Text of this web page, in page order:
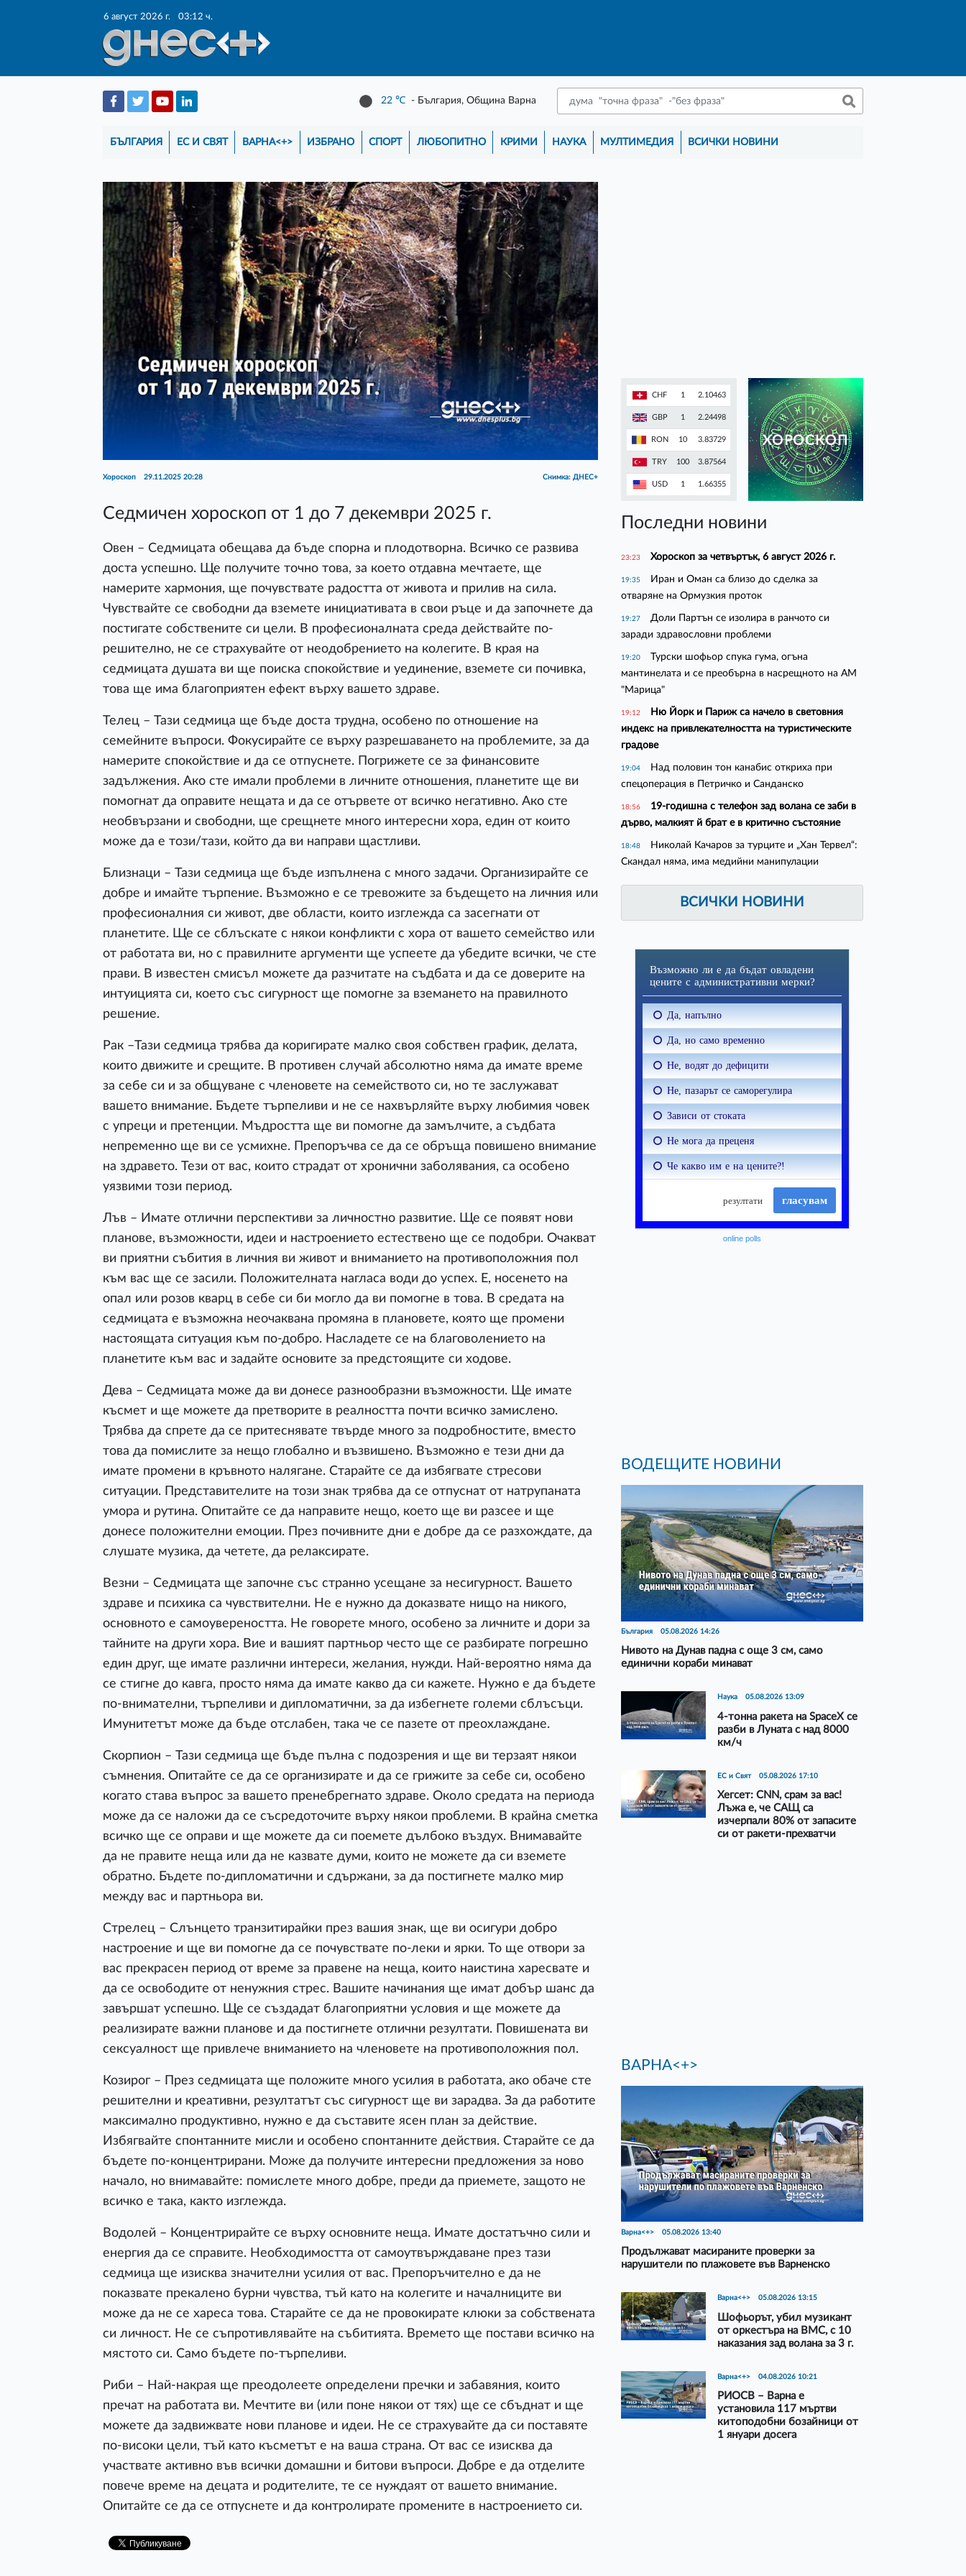
6 август 2026 г. 03:12 ч.
22 ℃ - България, Община Варна
БЪЛГАРИЯ ЕС И СВЯТ ВАРНА<+> ИЗБРАНО СПОРТ ЛЮБОПИТНО КРИМИ НАУКА МУЛТИМЕДИЯ ВСИЧКИ НОВИНИ
Хороскоп 29.11.2025 20:28 Снимка: ДНЕС+
Седмичен хороскоп от 1 до 7 декември 2025 г.
Овен – Седмицата обещава да бъде спорна и плодотворна. Всичко се развива
доста успешно. Ще получите точно това, за което отдавна мечтаете, ще
намерите хармония, ще почувствате радостта от живота и прилив на сила.
Чувствайте се свободни да вземете инициативата в свои ръце и да започнете да
постигате собствените си цели. В професионалната среда действайте по-
решително, не се страхувайте от неодобрението на колегите. В края на
седмицата душата ви ще поиска спокойствие и уединение, вземете си почивка,
това ще има благоприятен ефект върху вашето здраве.
Телец – Тази седмица ще бъде доста трудна, особено по отношение на
семейните въпроси. Фокусирайте се върху разрешаването на проблемите, за да
намерите спокойствие и да се отпуснете. Погрижете се за финансовите
задължения. Ако сте имали проблеми в личните отношения, планетите ще ви
помогнат да оправите нещата и да се отървете от всичко негативно. Ако сте
необвързани и свободни, ще срещнете много интересни хора, един от които
може да е този/тази, който да ви направи щастливи.
Близнаци – Тази седмица ще бъде изпълнена с много задачи. Организирайте се
добре и имайте търпение. Възможно е се тревожите за бъдещето на личния или
професионалния си живот, две области, които изглежда са засегнати от
планетите. Ще се сблъскате с някои конфликти с хора от вашето семейство или
от работата ви, но с правилните аргументи ще успеете да убедите всички, че сте
прави. В известен смисъл можете да разчитате на съдбата и да се доверите на
интуицията си, което със сигурност ще помогне за вземането на правилното
решение.
Рак –Тази седмица трябва да коригирате малко своя собствен график, делата,
които движите и срещите. В противен случай абсолютно няма да имате време
за себе си и за общуване с членовете на семейството си, но те заслужават
вашето внимание. Бъдете търпеливи и не се нахвърляйте върху любимия човек
с упреци и претенции. Мъдростта ще ви помогне да замълчите, а съдбата
непременно ще ви се усмихне. Препоръчва се да се обръща повишено внимание
на здравето. Тези от вас, които страдат от хронични заболявания, са особено
уязвими този период.
Лъв – Имате отлични перспективи за личностно развитие. Ще се появят нови
планове, възможности, идеи и настроението естествено ще се подобри. Очакват
ви приятни събития в личния ви живот и вниманието на противоположния пол
към вас ще се засили. Положителната нагласа води до успех. Е, носенето на
опал или розов кварц в себе си би могло да ви помогне в това. В средата на
седмицата е възможна неочаквана промяна в плановете, която ще промени
настоящата ситуация към по-добро. Насладете се на благоволението на
планетите към вас и задайте основите за предстоящите си ходове.
Дева – Седмицата може да ви донесе разнообразни възможности. Ще имате
късмет и ще можете да претворите в реалността почти всичко замислено.
Трябва да спрете да се притеснявате твърде много за подробностите, вместо
това да помислите за нещо глобално и възвишено. Възможно е тези дни да
имате промени в кръвното налягане. Старайте се да избягвате стресови
ситуации. Представителите на този знак трябва да се отпуснат от натрупаната
умора и рутина. Опитайте се да направите нещо, което ще ви разсее и ще
донесе положителни емоции. През почивните дни е добре да се разхождате, да
слушате музика, да четете, да релаксирате.
Везни – Седмицата ще започне със странно усещане за несигурност. Вашето
здраве и психика са чувствителни. Не е нужно да доказвате нищо на никого,
основното е самоувереността. Не говорете много, особено за личните и дори за
тайните на други хора. Вие и вашият партньор често ще се разбирате погрешно
един друг, ще имате различни интереси, желания, нужди. Най-вероятно няма да
се стигне до кавга, просто няма да имате какво да си кажете. Нужно е да бъдете
по-внимателни, търпеливи и дипломатични, за да избегнете големи сблъсъци.
Имунитетът може да бъде отслабен, така че се пазете от преохлаждане.
Скорпион – Тази седмица ще бъде пълна с подозрения и ще ви терзаят някои
съмнения. Опитайте се да се организирате и да се грижите за себе си, особено
когато става въпрос за вашето пренебрегнато здраве. Около средата на периода
може да се наложи да се съсредоточите върху някои проблеми. В крайна сметка
всичко ще се оправи и ще можете да си поемете дълбоко въздух. Внимавайте
да не правите неща или да не казвате думи, които не можете да си вземете
обратно. Бъдете по-дипломатични и сдържани, за да постигнете малко мир
между вас и партньора ви.
Стрелец – Слънцето транзитирайки през вашия знак, ще ви осигури добро
настроение и ще ви помогне да се почувствате по-леки и ярки. То ще отвори за
вас прекрасен период от време за правене на неща, които наистина харесвате и
да се освободите от ненужния стрес. Вашите начинания ще имат добър шанс да
завършат успешно. Ще се създадат благоприятни условия и ще можете да
реализирате важни планове и да постигнете отлични резултати. Повишената ви
сексуалност ще привлече вниманието на членовете на противоположния пол.
Козирог – През седмицата ще положите много усилия в работата, ако обаче сте
решителни и креативни, резултатът със сигурност ще ви зарадва. За да работите
максимално продуктивно, нужно е да съставите ясен план за действие.
Избягвайте спонтанните мисли и особено спонтанните действия. Старайте се да
бъдете по-концентрирани. Може да получите интересни предложения за ново
начало, но внимавайте: помислете много добре, преди да приемете, защото не
всичко е така, както изглежда.
Водолей – Концентрирайте се върху основните неща. Имате достатъчно сили и
енергия да се справите. Необходимостта от самоутвърждаване през тази
седмица ще изисква значителни усилия от вас. Препоръчително е да не
показвате прекалено бурни чувства, тъй като на колегите и началниците ви
може да не се хареса това. Старайте се да не провокирате клюки за собствената
си личност. Не се съпротивлявайте на събитията. Времето ще постави всичко на
мястото си. Само бъдете по-търпеливи.
Риби – Най-накрая ще преодолеете определени пречки и забавяния, които
пречат на работата ви. Мечтите ви (или поне някои от тях) ще се сбъднат и ще
можете да задвижвате нови планове и идеи. Не се страхувайте да си поставяте
по-високи цели, тъй като късметът е на ваша страна. От вас се изисква да
участвате активно във всички домашни и битови въпроси. Добре е да отделите
повече време на децата и родителите, те се нуждаят от вашето внимание.
Опитайте се да се отпуснете и да контролирате промените в настроението си.
CHF 1 2.10463
GBP 1 2.24498
RON 10 3.83729
TRY 100 3.87564
USD 1 1.66355
ХОРОСКОП
Последни новини
23:23 Хороскоп за четвъртък, 6 август 2026 г.
19:35
Иран и Оман са близо до сделка за
отваряне на Ормузкия проток
19:27
Доли Партън се изолира в ранчото си
заради здравословни проблеми
19:20
Турски шофьор спука гума, огъна
мантинелата и се преобърна в насрещното на АМ
"Марица"
19:12
Ню Йорк и Париж са начело в световния
индекс на привлекателността на туристическите
градове
19:04
Над половин тон канабис откриха при
спецоперация в Петричко и Санданско
18:56
19-годишна с телефон зад волана се заби в
дърво, малкият й брат е в критично състояние
18:48
Николай Качаров за турците и „Хан Тервел“:
Скандал няма, има медийни манипулации
ВСИЧКИ НОВИНИ
online polls
ВОДЕЩИТЕ НОВИНИ
България 05.08.2026 14:26
Нивото на Дунав падна с още 3 см, само
единични кораби минават
Наука 05.08.2026 13:09
4-тонна ракета на SpaceX се
разби в Луната с над 8000
км/ч
ЕС и Свят 05.08.2026 17:10
Хегсет: CNN, срам за вас!
Лъжа е, че САЩ са
изчерпали 80% от запасите
си от ракети-прехватчи
ВАРНА<+>
Варна<+> 05.08.2026 13:40
Продължават масираните проверки за
нарушители по плажовете във Варненско
Варна<+> 05.08.2026 13:15
Шофьорът, убил музикант
от оркестъра на ВМС, с 10
наказания зад волана за 3 г.
Варна<+> 04.08.2026 10:21
РИОСВ – Варна е
установила 117 мъртви
китоподобни бозайници от
1 януари досега